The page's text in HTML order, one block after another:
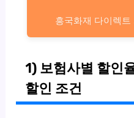
흥국화재 다이렉
1) 보험사별 할인
할인 조건